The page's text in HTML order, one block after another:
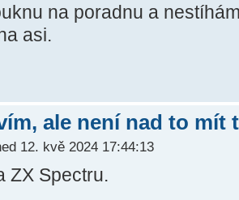
na poradnu a
asi.
ale není nad to mít
12. kvě 2024 17:44:13
ZX Spectru.